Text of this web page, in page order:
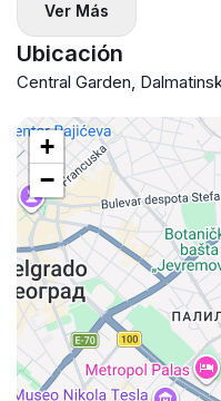
Ver Más
Ubicación
Central Garden,
+
−